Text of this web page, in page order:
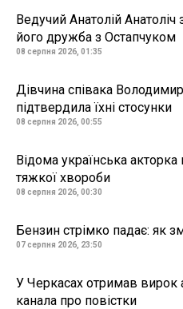
Ведучий Анатолій Анатоліч
його дружба з Остапчуком
08 серпня 2026, 01:35
Дівчина співака
підтвердила їхні стосунки
08 серпня 2026, 00:55
Відома українська акторка
тяжкої хвороби
08 серпня 2026, 00:30
Бензин стрімко падає: як
07 серпня 2026, 23:50
У Черкасах отримав вирок
канала про повістки